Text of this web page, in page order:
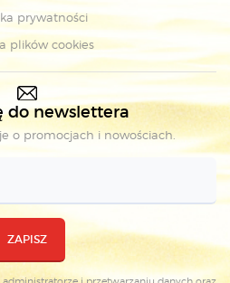
prywatności
plików cookies
do newslettera
o promocjach i nowościach.
ZAPISZ